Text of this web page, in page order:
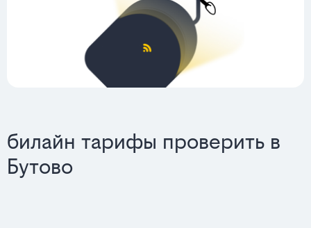
билайн тарифы проверить в
Бутово